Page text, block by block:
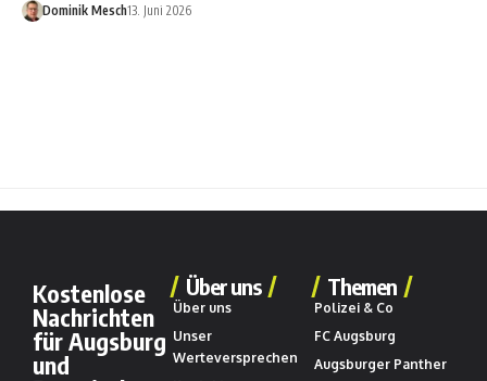
Dominik Mesch13. Juni 2026
Kostenlose
Nachrichten
für Augsburg
und
Über uns
Über uns
Unser
Werteversprechen
Themen
Polizei & Co
FC Augsburg
Augsburger Panther